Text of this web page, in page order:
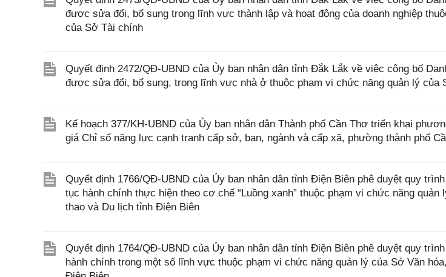
được sửa đổi, bổ sung trong lĩnh vực thành lập và hoạt động của doanh nghiệp
của Sở Tài chính
Quyết định 2472/QĐ-UBND của Ủy ban nhân dân tỉnh Đắk Lắk về việc công bố
được sửa đổi, bổ sung, trong lĩnh vực nhà ở thuộc phạm vi chức năng quản lý của
Kế hoạch 377/KH-UBND của Ủy ban nhân dân Thành phố Cần Thơ triển khai
giá Chỉ số năng lực cạnh tranh cấp sở, ban, ngành và cấp xã, phường thành phố
Quyết định 1766/QĐ-UBND của Ủy ban nhân dân tỉnh Điện Biên phê duyệt quy
tục hành chính thực hiện theo cơ chế “Luồng xanh” thuộc phạm vi chức năng quản
thao và Du lịch tỉnh Điện Biên
Quyết định 1764/QĐ-UBND của Ủy ban nhân dân tỉnh Điện Biên phê duyệt quy
hành chính trong một số lĩnh vực thuộc phạm vi chức năng quản lý của Sở Văn